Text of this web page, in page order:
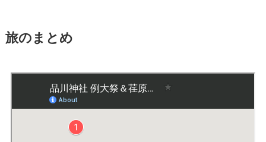
旅のまとめ